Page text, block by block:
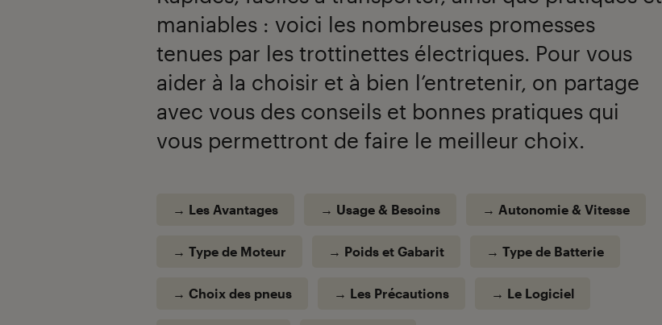
maniables : voici les nombreuses promesses
tenues par les trottinettes électriques. Pour vous
aider à la choisir et à bien l’entretenir, on partage
avec vous des conseils et bonnes pratiques qui
vous permettront de faire le meilleur choix.
Introduction
→ Les Avantages → Usage & Besoins → Autonomie & Vitesse
→ Type de Moteur → Poids et Gabarit → Type de Batterie
→ Choix des pneus → Les Précautions → Le Logiciel